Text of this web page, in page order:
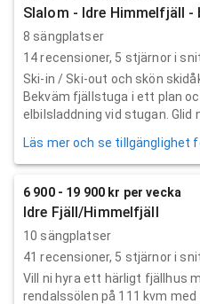
Slalom - Idre Himmelfjäll -
8 sängplatser
14recensioner, 5 stjärnor i
Ski-in / Ski-out och skön
Bekväm fjällstuga i ett plan
elbilsladdning vid stugan. Glid
Läs mer och se tillgänglighet
6 900 - 19 900 kr per vecka
Idre Fjäll/Himmelfjäll
10 sängplatser
41 recensioner, 5 stjärnor i
Vill ni hyra ett härligt fjällhus
rendalssölen på 111 kvm